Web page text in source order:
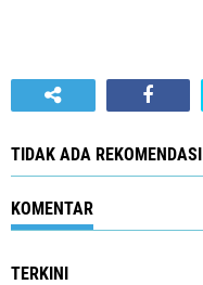
TIDAK ADA REKOMENDASI
KOMENTAR
TERKINI